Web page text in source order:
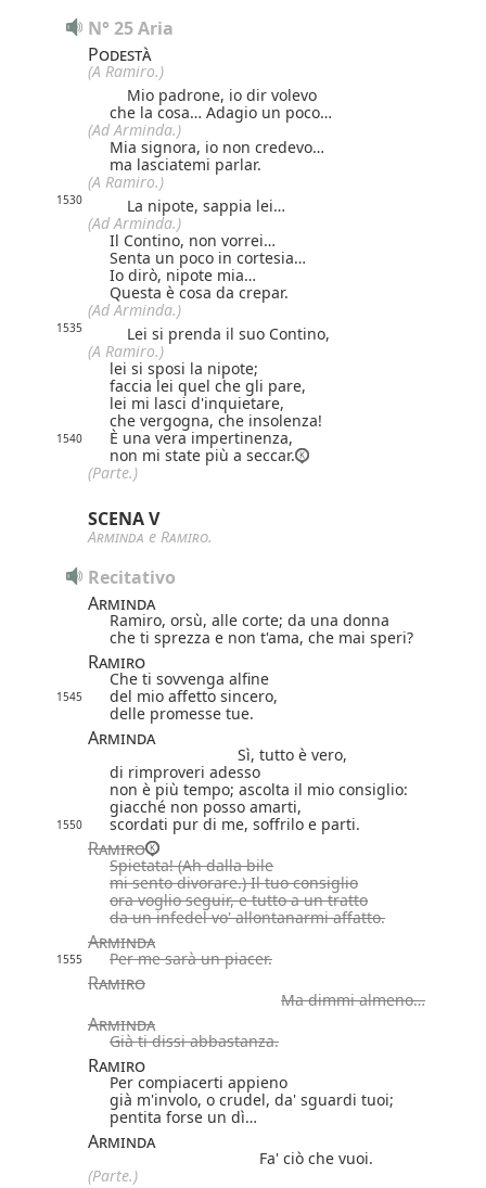
N° 25 Aria
Podestà
(A Ramiro.)
Mio padrone, io dir volevo
che la cosa… Adagio un poco…
(Ad Arminda.)
Mia signora, io non credevo…
ma lasciatemi parlar.
(A Ramiro.)
1530
La nipote, sappia lei…
(Ad Arminda.)
Il Contino, non vorrei…
Senta un poco in cortesia…
Io dirò, nipote mia…
Questa è cosa da crepar.
(Ad Arminda.)
1535
Lei si prenda il suo Contino,
(A Ramiro.)
lei si sposi la nipote;
faccia lei quel che gli pare,
lei mi lasci d'inquietare,
che vergogna, che insolenza!
1540
È una vera impertinenza,
non mi state più a seccar.
(Parte.)
SCENA V
Arminda e Ramiro.
Recitativo
Arminda
Ramiro, orsù, alle corte; da una donna
che ti sprezza e non t'ama, che mai speri?
Ramiro
Che ti sovvenga alfine
1545
del mio affetto sincero,
delle promesse tue.
Arminda
Sì, tutto è vero,
di rimproveri adesso
non è più tempo; ascolta il mio consiglio:
giacché non posso amarti,
1550 scordati pur di me, soffrilo e parti.
Ramiro
Spietata! (Ah dalla bile
mi sento divorare.) Il tuo consiglio
ora voglio seguir, e tutto a un tratto
da un infedel vo' allontanarmi affatto.
Arminda
1555 Per me sarà un piacer.
Ramiro
Ma dimmi almeno…
Arminda
Già ti dissi abbastanza.
Ramiro
Per compiacerti appieno
già m'involo, o crudel, da' sguardi tuoi;
pentita forse un dì…
Arminda
Fa' ciò che vuoi.
(Parte.)